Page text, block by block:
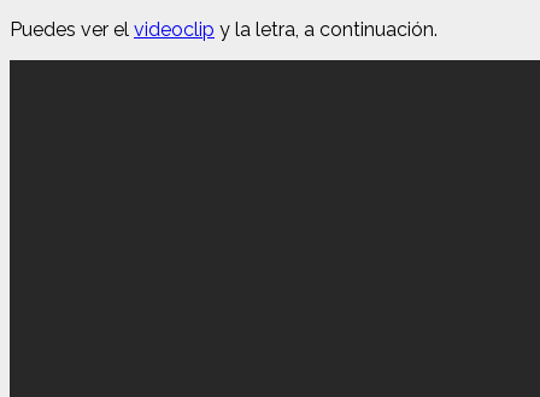
Puedes ver el videoclip y la letra, a continuación.